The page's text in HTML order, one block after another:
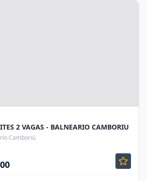
2 VAGAS - BALNEARIO CAMBORIU
Camboriú